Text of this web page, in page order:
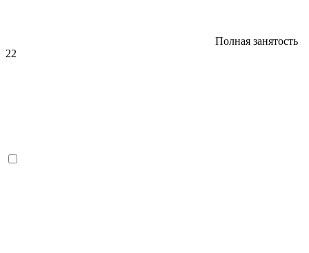
Полная занятость
22